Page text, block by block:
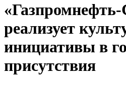
реализует
инициативы в
присутствия